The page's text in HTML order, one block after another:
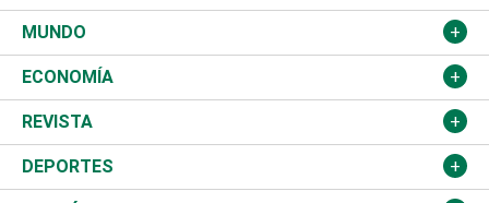
Ciudad
Educación
Salud
Justicia
Partidos
JCE
TSE
Congreso Nacional
MUNDO
Estados Unidos
América Latina
Haití
ECONOMÍA
Finanzas
Turismo
REVISTA
Música
DEPORTES